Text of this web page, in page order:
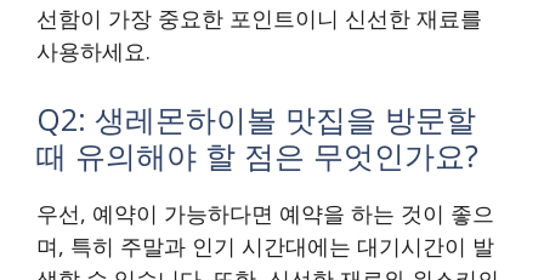
선함이 가장 중요한 포인트이니 신선한 재료를
사용하세요.
Q2: 생레몬하이볼 맛집을 방문할
때 유의해야 할 점은 무엇인가요?
우선, 예약이 가능하다면 예약을 하는 것이 좋으
며, 특히 주말과 인기 시간대에는 대기시간이 발